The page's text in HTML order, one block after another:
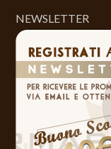
NEWSLETTER